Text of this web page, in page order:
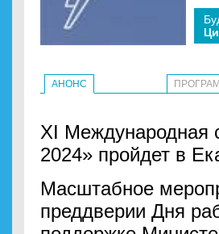
АНОНС
XI Международная
2024» пройдет в
Масштабное
преддверии Дня